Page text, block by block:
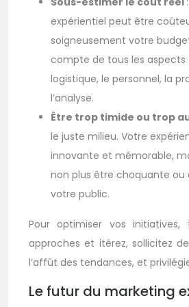
expérientiel peut être
soigneusement votre
compte de tous les aspects
logistique, le personnel, la
l’analyse.
Être trop timide ou trop
le juste milieu. Votre
innovante et mémorable,
non plus être choquante
votre public.
Pour optimiser vos initiatives,
approches et itérez, sollicitez
l’affût des tendances, et
Le futur du marketing